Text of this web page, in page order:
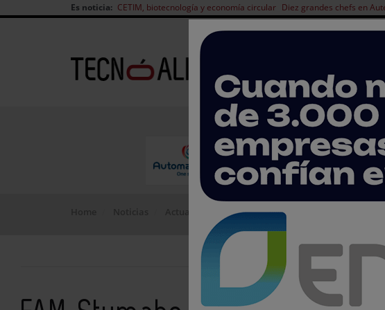
Es noticia: CETIM, biotecnología y economía circular Diez grandes chefs en
Actualidad del sector FAM Stumabo presentará